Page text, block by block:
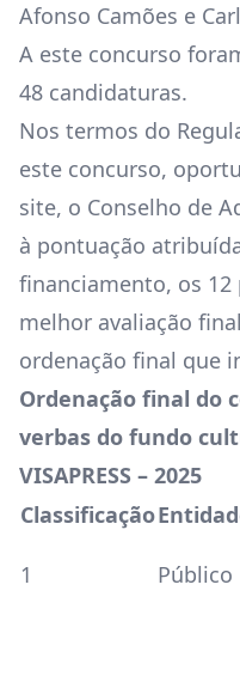
Afonso Camões e
A este concurso
48 candidaturas.
Nos termos do
este concurso,
site, o Conselho de
à pontuação
financiamento, os
melhor avaliação
ordenação final que
Ordenação final do
verbas do fundo
VISAPRESS – 2025
Classificação
1 Público